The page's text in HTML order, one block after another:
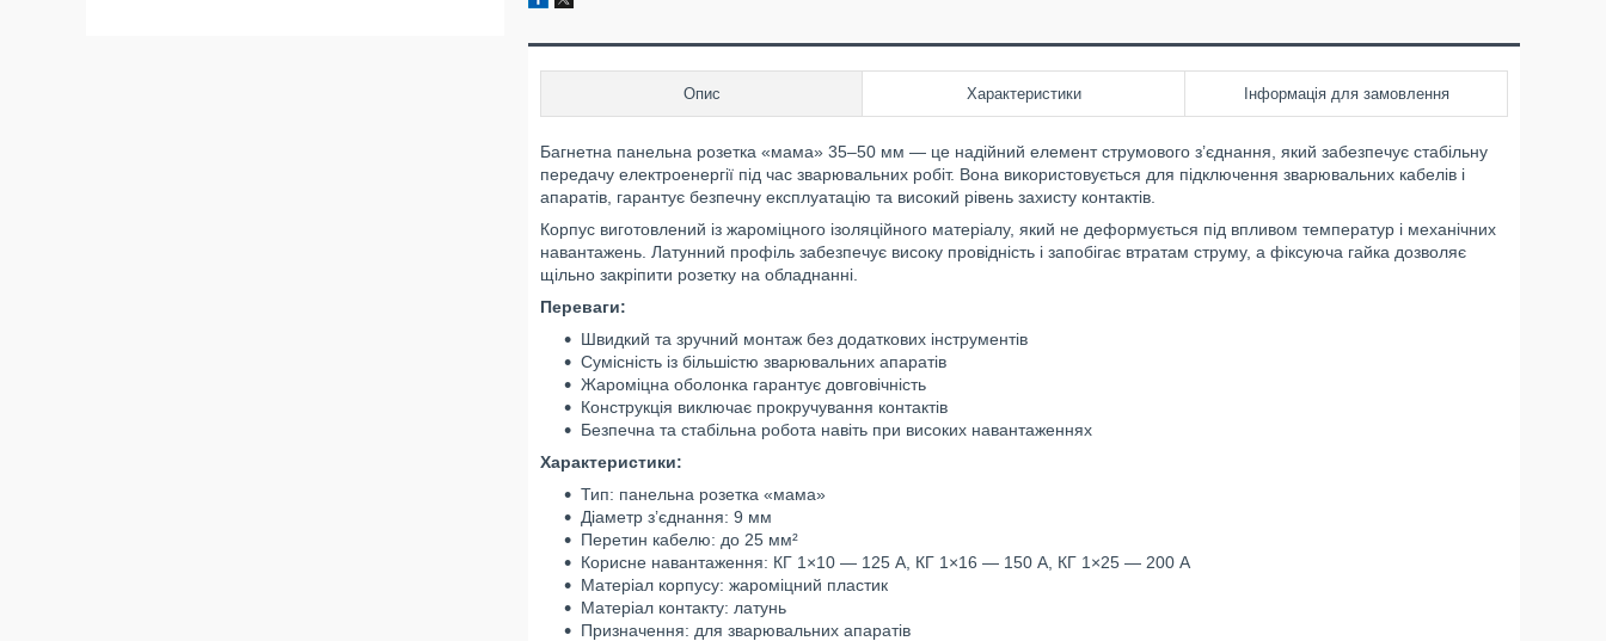
Опис Характеристики Інформація для замовлення
Багнетна панельна розетка «мама» 35–50 мм — це надійний елемент струмового з’єднання, який забезпечує стабільну
передачу електроенергії під час зварювальних робіт. Вона використовується для підключення зварювальних кабелів і
апаратів, гарантує безпечну експлуатацію та високий рівень захисту контактів.
Корпус виготовлений із жароміцного ізоляційного матеріалу, який не деформується під впливом температур і механічних
навантажень. Латунний профіль забезпечує високу провідність і запобігає втратам струму, а фіксуюча гайка дозволяє
щільно закріпити розетку на обладнанні.
Переваги:
Швидкий та зручний монтаж без додаткових інструментів
Сумісність із більшістю зварювальних апаратів
Жароміцна оболонка гарантує довговічність
Конструкція виключає прокручування контактів
Безпечна та стабільна робота навіть при високих навантаженнях
Характеристики:
Тип: панельна розетка «мама»
Діаметр з’єднання: 9 мм
Перетин кабелю: до 25 мм²
Корисне навантаження: КГ 1×10 — 125 А, КГ 1×16 — 150 А, КГ 1×25 — 200 А
Матеріал корпусу: жароміцний пластик
Матеріал контакту: латунь
Призначення: для зварювальних апаратів